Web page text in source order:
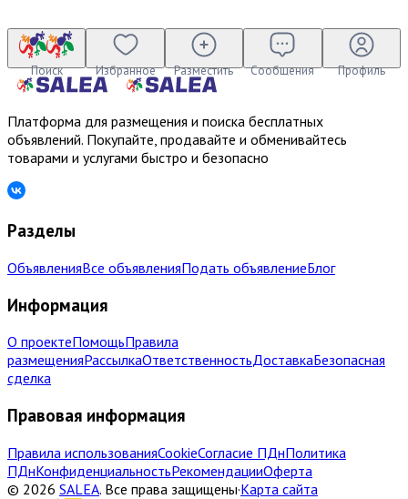
Поиск Избранное Разместить Сообщения Профиль
Платформа для размещения и поиска бесплатных
объявлений. Покупайте, продавайте и обменивайтесь
товарами и услугами быстро и безопасно
Разделы
ОбъявленияВсе объявленияПодать объявлениеБлог
Информация
О проектеПомощьПравила
размещенияРассылкаОтветственностьДоставкаБезопасная
сделка
Правовая информация
Правила использованияCookieСогласие ПДнПолитика
ПДнКонфиденциальностьРекомендацииОферта
© 2026 SALEA. Все права защищены·Карта сайта